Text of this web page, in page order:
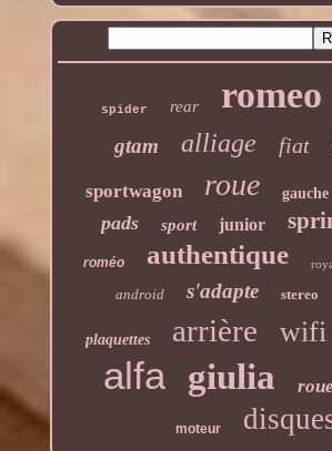
spider rear romeo
gtam alliage fiat
sportwagon roue gauche
pads sport junior
roméo authentique
android s'adapte stereo
plaquettes arrière wifi
alfa giulia
moteur